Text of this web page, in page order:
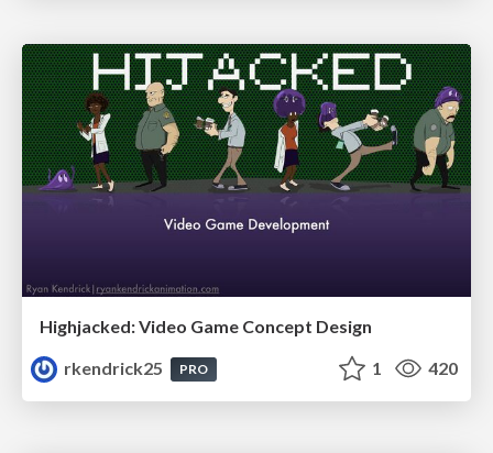
Highjacked: Video Game Concept Design
rkendrick25
PRO 1 420